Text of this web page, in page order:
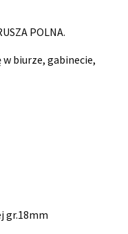
POLNA.
biurze, gabinecie,
gr.18mm